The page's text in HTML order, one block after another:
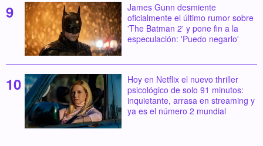
James Gunn desmiente
oficialmente el último rumor sobre
'The Batman 2' y pone fin a la
especulación: 'Puedo negarlo'
Hoy en Netflix el nuevo thriller
psicológico de solo 91 minutos:
inquietante, arrasa en streaming y
ya es el número 2 mundial